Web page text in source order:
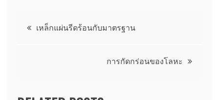
Postเหล็กแผ่นรีดร้อนกับมาตรฐาน
การกัดกร่อนของโลหะ